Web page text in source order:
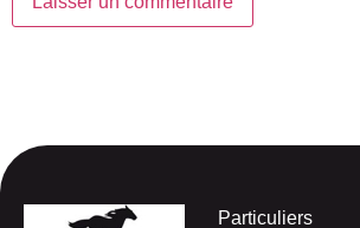
Particuliers